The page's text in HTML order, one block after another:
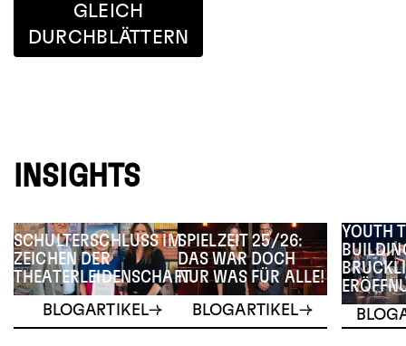
GLEICH
DURCHBLÄTTERN
INSIGHTS
SCHULTERSCHLUSS IM
ZEICHEN DER
THEATERLEIDENSCHAFT
BLOGARTIKEL
SPIELZEIT 25/26:
DAS WAR DOCH
NUR WAS FÜR ALLE!
BLOGARTIKEL
YOUTH